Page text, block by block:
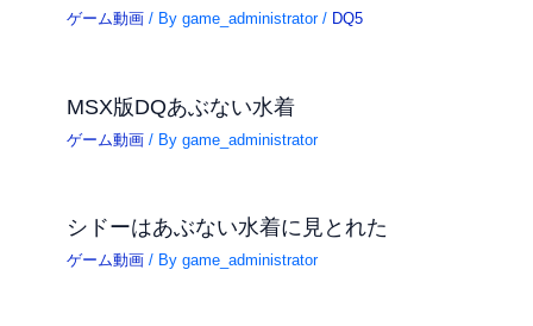
ゲーム動画 / Bygame_administrator/ DQ5
MSX版DQあぶない水着
ゲーム動画 / Bygame_administrator
シドーはあぶない水着に見とれた
ゲーム動画 / Bygame_administrator